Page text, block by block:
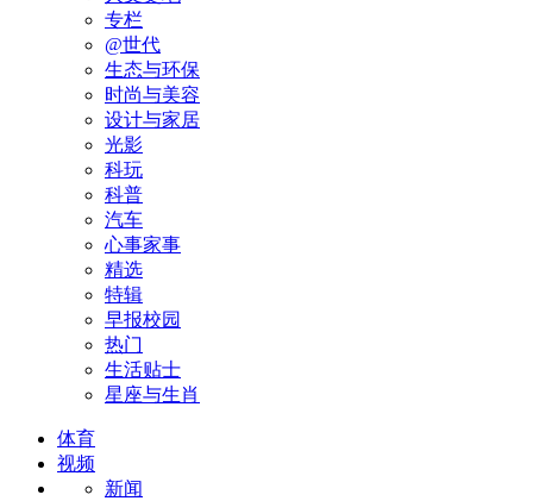
专栏
@世代
生态与环保
时尚与美容
设计与家居
光影
科玩
科普
汽车
心事家事
精选
特辑
早报校园
热门
生活贴士
星座与生肖
体育
视频
新闻